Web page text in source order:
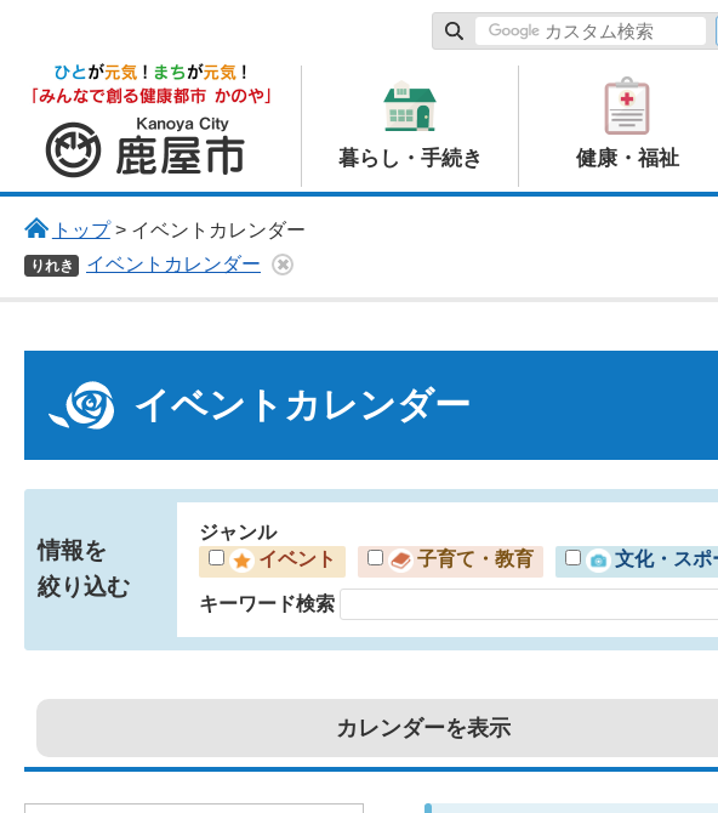
鹿屋市
暮らし・手続き 健康・福祉
トップ> イベントカレンダー
りれき イベントカレンダー
イベントカレンダー
情報を
絞り込む
ジャンル
イベント
子育て・教育 文化・スポ
キーワード検索
カレンダーを表示